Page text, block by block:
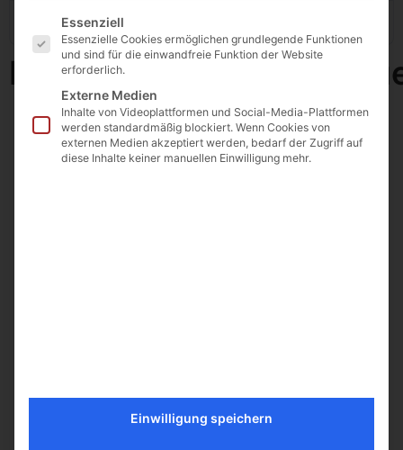
Zuletzt aktualisiert
Es folgt eine Liste der Service-Gruppen, für die eine
Essenziell
Essenzielle Cookies ermöglichen grundlegende Funktionen
und sind für die einwandfreie Funktion der Website
erforderlich.
Externe Medien
Inhalte von Videoplattformen und Social-Media-Plattformen
werden standardmäßig blockiert. Wenn Cookies von
externen Medien akzeptiert werden, bedarf der Zugriff auf
diese Inhalte keiner manuellen Einwilligung mehr.
Einwilligung speichern